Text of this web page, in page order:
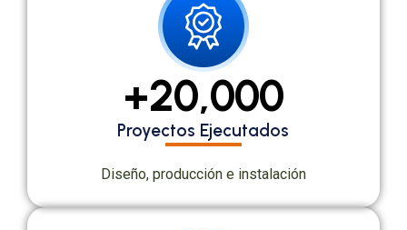
Proyectos Ejecutados
+20,000
Diseño, producción e instalación